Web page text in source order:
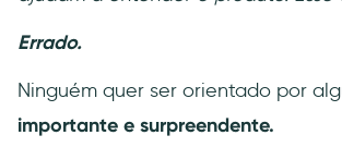
Errado.
Ninguém quer ser orientado por
importante e surpreendente.